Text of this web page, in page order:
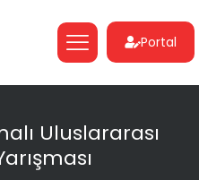
Portal
Uluslararası